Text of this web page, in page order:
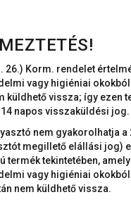
26.) Korm. rendelet
vagy higiéniai
küldhető vissza; így ezen
napos visszaküldési jog.
nem gyakorolhatja a
megillető elállási jog)
termék tekintetében, amely
vagy higiéniai
nem küldhető vissza.